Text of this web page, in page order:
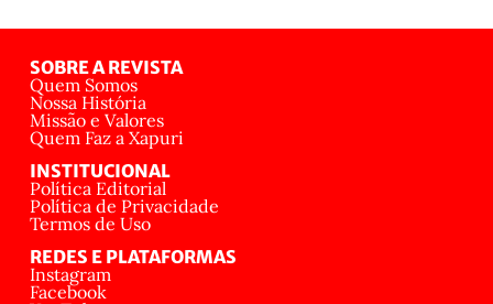
SOBRE A REVISTA
Quem Somos
Nossa História
Missão e Valores
Quem Faz a Xapuri
INSTITUCIONAL
Política Editorial
Política de Privacidade
Termos de Uso
REDES E PLATAFORMAS
Instagram
Facebook